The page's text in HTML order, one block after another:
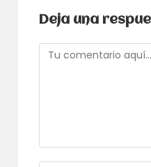
Deja una
Comentario